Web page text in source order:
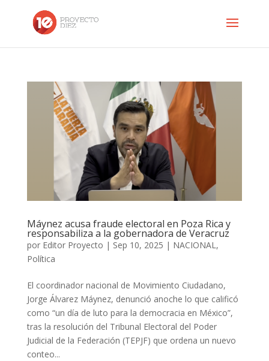
Máynez acusa fraude electoral en Poza Rica y
responsabiliza a la gobernadora de Veracruz
por Editor Proyecto | Sep 10, 2025 | NACIONAL,
Política
El coordinador nacional de Movimiento Ciudadano,
Jorge Álvarez Máynez, denunció anoche lo que calificó
como “un día de luto para la democracia en México”,
tras la resolución del Tribunal Electoral del Poder
Judicial de la Federación (TEPJF) que ordena un nuevo
conteo...